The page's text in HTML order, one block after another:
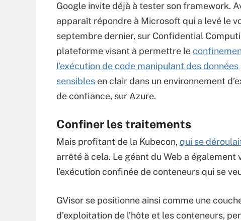
Google invite déjà à tester son framework.
apparaît répondre à Microsoft qui a levé le
septembre dernier, sur Confidential
plateforme visant à permettre le
l’exécution de code manipulant des données
sensibles en clair dans un environnement
de confiance, sur Azure.
Confiner les traitements
Mais profitant de la Kubecon, qui se
arrêté à cela. Le géant du Web a également
l’exécution confinée de conteneurs qui se
GVisor se positionne ainsi comme une
d’exploitation de l’hôte et les conteneurs,